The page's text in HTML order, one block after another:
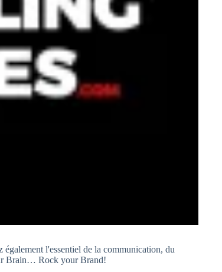
l'essentiel de la communication, du
Brain… Rock your Brand!